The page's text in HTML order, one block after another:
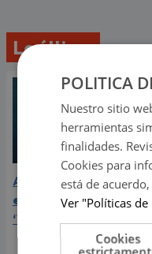
Lo último
Aria Vega conquista
el lanzamiento de
‘Tototo (+4)’
POLITICA
Nuestro sitio
herramientas
finalidades.
Cookies para
está de
Ver "Políticas de
Cookies